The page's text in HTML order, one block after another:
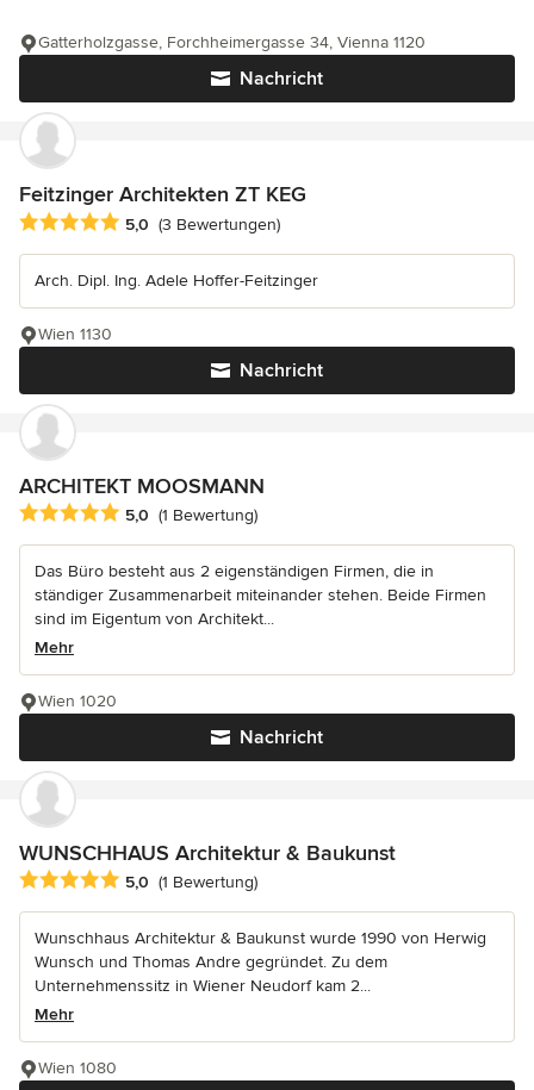
Nachricht
Gatterholzgasse, Forchheimergasse 34, Vienna 1120
Feitzinger Architekten ZT KEG
Durchschnittliche Bewertung: 5 von 5 Sternen
5,0 (3 Bewertungen)
Arch. Dipl. Ing. Adele Hoffer-Feitzinger
Nachricht
Wien 1130
ARCHITEKT MOOSMANN
Durchschnittliche Bewertung: 5 von 5 Sternen
5,0 (1 Bewertung)
Das Büro besteht aus 2 eigenständigen Firmen, die in
ständiger Zusammenarbeit miteinander stehen. Beide Firmen
sind im Eigentum von Architekt...
Mehr
Nachricht
Wien 1020
WUNSCHHAUS Architektur & Baukunst
Durchschnittliche Bewertung: 5 von 5 Sternen
5,0 (1 Bewertung)
Wunschhaus Architektur & Baukunst wurde 1990 von Herwig
Wunsch und Thomas Andre gegründet. Zu dem
Unternehmenssitz in Wiener Neudorf kam 2...
Mehr
Wien 1080